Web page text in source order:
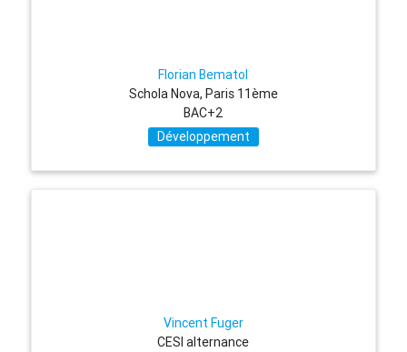
Florian Bematol
Schola Nova, Paris 11ème
BAC+2
Développement
Vincent Fuger
CESI alternance